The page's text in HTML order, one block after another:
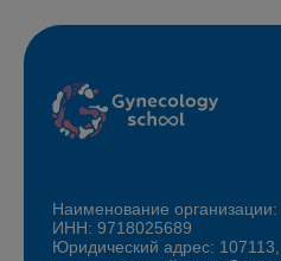
Наименование
ИНН: 9718025689
Юридический адрес: 107113,